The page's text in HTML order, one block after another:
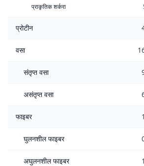
प्राकृतिक शर्करा
प्रोटीन
वसा
संतृप्त वसा
असंतृप्त वसा
फाइबर
घुलनशील फाइबर
अघुलनशील फाइबर